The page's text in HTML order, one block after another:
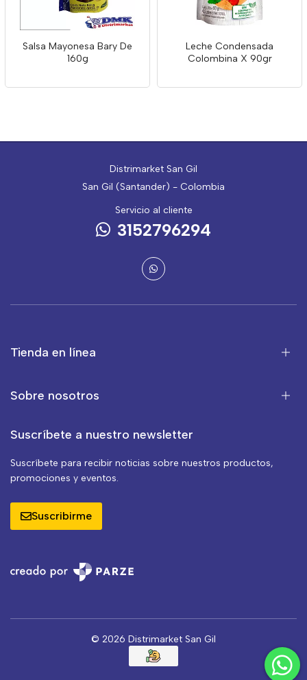
Salsa Mayonesa Bary De
160g
Leche Condensada
Colombina X 90gr
Distrimarket San Gil
San Gil (Santander) - Colombia
Servicio al cliente
3152796294
Tienda en línea
Sobre nosotros
Suscríbete a nuestro newsletter
Suscríbete para recibir noticias sobre nuestros productos,
promociones y eventos.
Suscribirme
© 2026 Distrimarket San Gil